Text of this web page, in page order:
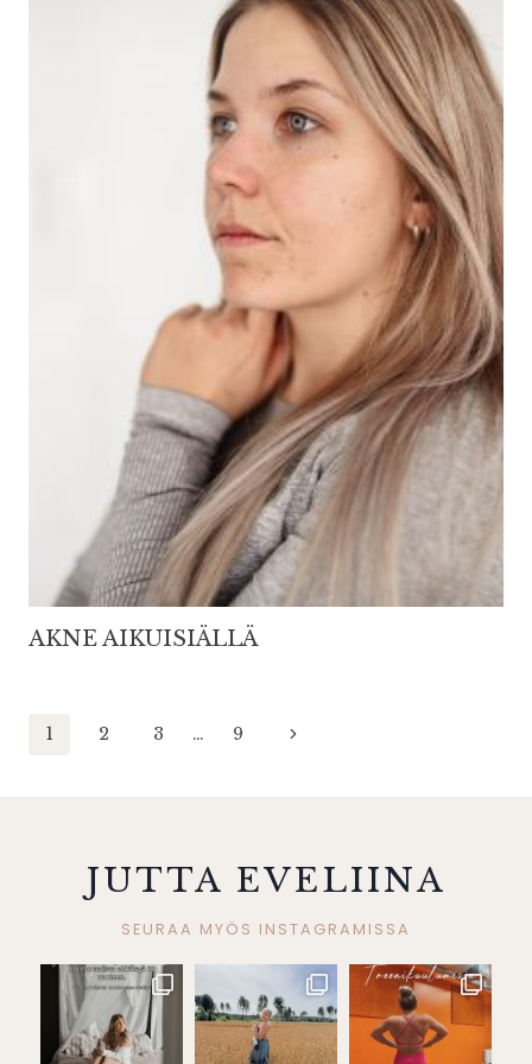
AKNE AIKUISIÄLLÄ
Sivunavigointi
1 2 3 … 9
Seuraava
JUTTA EVELIINA
SEURAA MYÖS INSTAGRAMISSA